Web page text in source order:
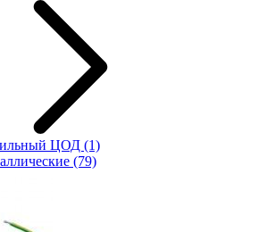
ЦОД (1)
(79)